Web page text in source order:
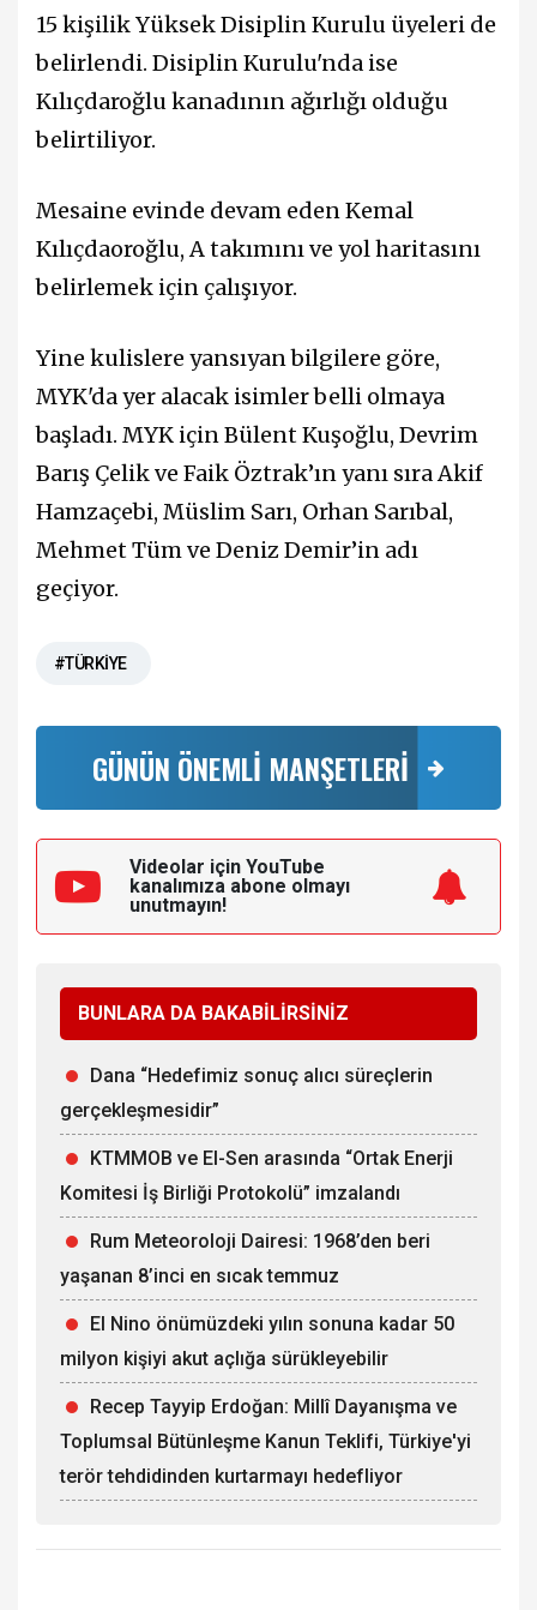
15 kişilik Yüksek Disiplin Kurulu üyeleri de
belirlendi. Disiplin Kurulu'nda ise
Kılıçdaroğlu kanadının ağırlığı olduğu
belirtiliyor.
Mesaine evinde devam eden Kemal
Kılıçdaoroğlu, A takımını ve yol haritasını
belirlemek için çalışıyor.
Yine kulislere yansıyan bilgilere göre,
MYK'da yer alacak isimler belli olmaya
başladı. MYK için Bülent Kuşoğlu, Devrim
Barış Çelik ve Faik Öztrak’ın yanı sıra Akif
Hamzaçebi, Müslim Sarı, Orhan Sarıbal,
Mehmet Tüm ve Deniz Demir’in adı
geçiyor.
#TÜRKİYE
GÜNÜN ÖNEMLİ MANŞETLERİ
Videolar için YouTube
kanalımıza abone olmayı
unutmayın!
BUNLARA DA BAKABİLİRSİNİZ
Dana “Hedefimiz sonuç alıcı süreçlerin
gerçekleşmesidir”
KTMMOB ve El-Sen arasında “Ortak Enerji
Komitesi İş Birliği Protokolü” imzalandı
Rum Meteoroloji Dairesi: 1968’den beri
yaşanan 8’inci en sıcak temmuz
El Nino önümüzdeki yılın sonuna kadar 50
milyon kişiyi akut açlığa sürükleyebilir
Recep Tayyip Erdoğan: Millî Dayanışma ve
Toplumsal Bütünleşme Kanun Teklifi, Türkiye'yi
terör tehdidinden kurtarmayı hedefliyor